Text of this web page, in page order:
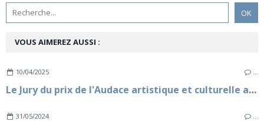
VOUS AIMEREZ AUSSI :
10/04/2025
Le Jury du prix de l'Audace artistique et culturelle a désigné les 3 lauréats
31/05/2024